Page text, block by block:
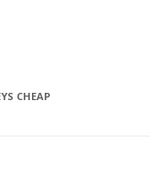
to content
CHEAP